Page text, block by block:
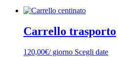
Carrello trasporto
120,00€/ giorno Scegli date